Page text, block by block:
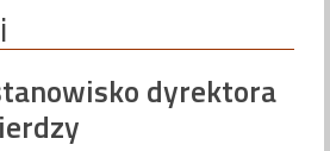
dyrektora